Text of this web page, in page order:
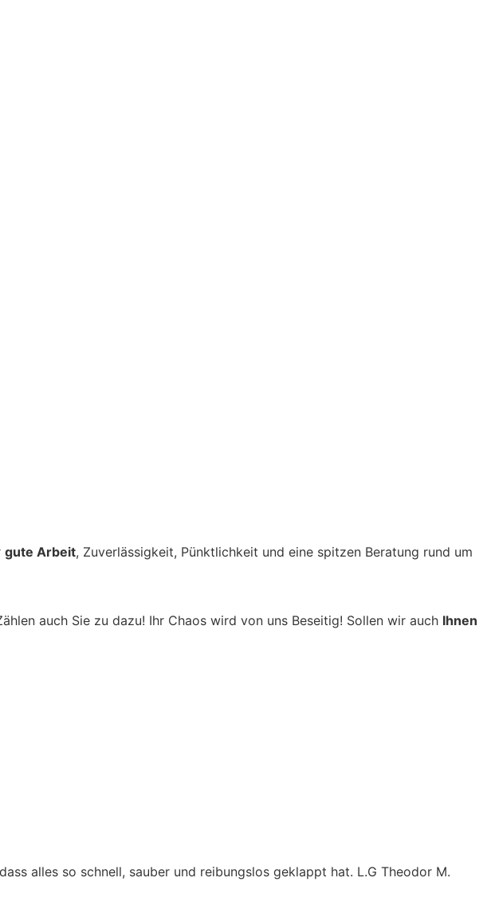
gute Arbeit, Zuverlässigkeit, Pünktlichkeit und eine spitzen Beratung rund um
auch Sie zu dazu! Ihr Chaos wird von uns Beseitig! Sollen wir auch Ihnen
alles so schnell, sauber und reibungslos geklappt hat. L.G Theodor M.